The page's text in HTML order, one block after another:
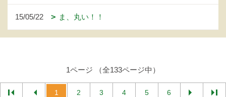
15/05/22 ま、丸い！！
1ページ （全133ページ中）
1 2 3 4 5 6